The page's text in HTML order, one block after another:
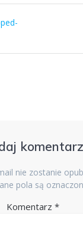
komentarz
nie zostanie
pola są
Komentarz *